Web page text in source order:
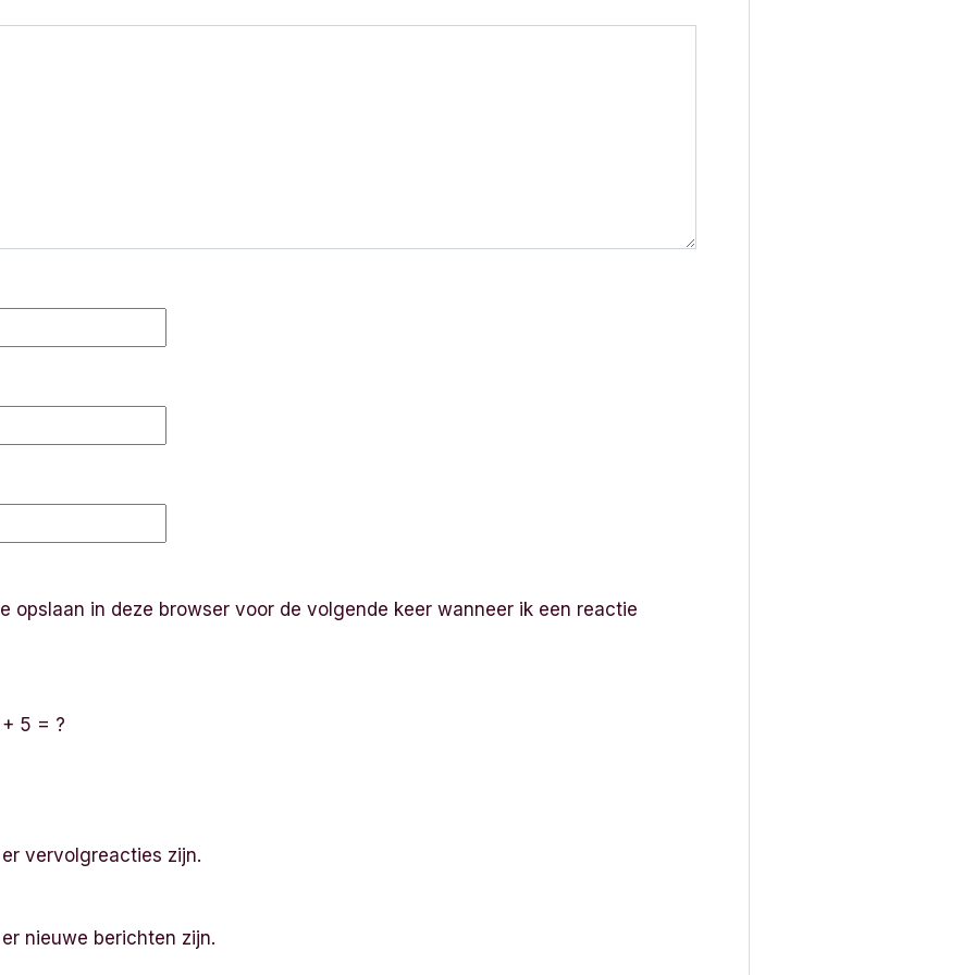
opslaan in deze browser voor de volgende keer wanneer ik een reactie
5 = ?
vervolgreacties zijn.
nieuwe berichten zijn.